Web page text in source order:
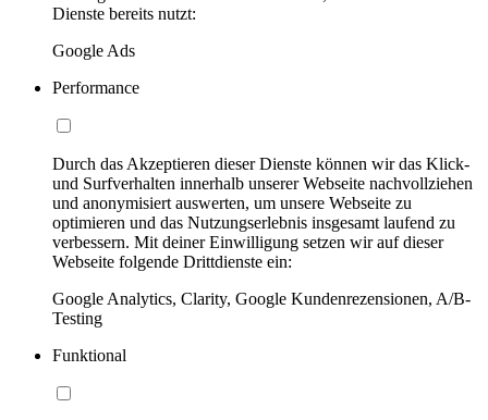
Dienste bereits nutzt:
Google Ads
Performance
Durch das Akzeptieren dieser Dienste können wir das Klick-
und Surfverhalten innerhalb unserer Webseite nachvollziehen
und anonymisiert auswerten, um unsere Webseite zu
optimieren und das Nutzungserlebnis insgesamt laufend zu
verbessern. Mit deiner Einwilligung setzen wir auf dieser
Webseite folgende Drittdienste ein:
Google Analytics, Clarity, Google Kundenrezensionen, A/B-
Testing
Funktional